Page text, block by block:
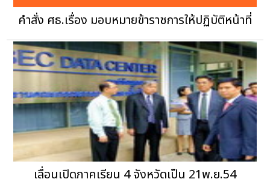
คำสั่ง ศธ.เรื่อง มอบหมายข้าราชการให้ปฏิบัติหน้าที่
เลื่อนเปิดภาคเรียน 4 จังหวัดเป็น 21พ.ย.54